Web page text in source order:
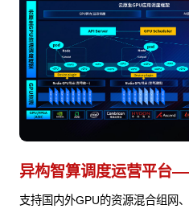
异构智算调度运营平台
支持国内外GPU的资源混合组网